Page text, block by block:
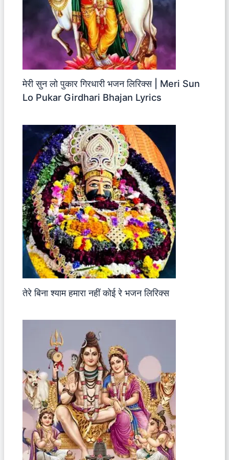
मेरी सुन लो पुकार गिरधारी भजन लिरिक्स | Meri Sun
Lo Pukar Girdhari Bhajan Lyrics
तेरे बिना श्याम हमारा नहीं कोई रे भजन लिरिक्स